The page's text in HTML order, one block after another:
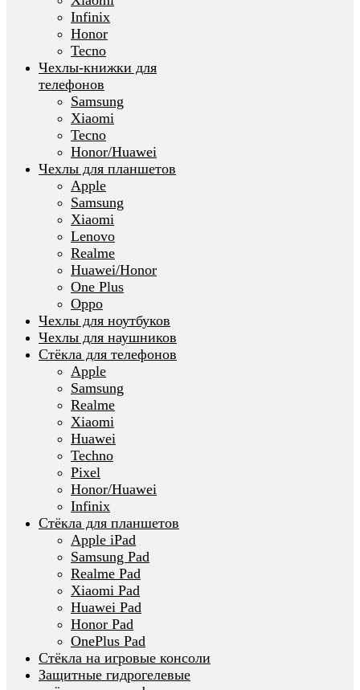
Infinix
Honor
Tecno
Чехлы-книжки для
телефонов
Samsung
Xiaomi
Tecno
Honor/Huawei
Чехлы для планшетов
Apple
Samsung
Xiaomi
Lenovo
Realme
Huawei/Honor
One Plus
Oppo
Чехлы для ноутбуков
Чехлы для наушников
Стёкла для телефонов
Apple
Samsung
Realme
Xiaomi
Huawei
Techno
Pixel
Honor/Huawei
Infinix
Стёкла для планшетов
Apple iPad
Samsung Pad
Realme Pad
Xiaomi Pad
Huawei Pad
Honor Pad
OnePlus Pad
Стёкла на игровые консоли
Защитные гидрогелевые